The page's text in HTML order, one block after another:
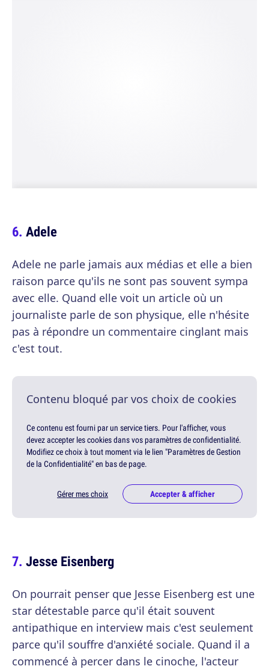
Adele
Adele ne parle jamais aux médias et elle a bien
raison parce qu'ils ne sont pas souvent sympa
avec elle. Quand elle voit un article où un
journaliste parle de son physique, elle n'hésite
pas à répondre un commentaire cinglant mais
c'est tout.
Contenu bloqué par vos choix de cookies
Ce contenu est fourni par un service tiers. Pour l'afficher, vous
devez accepter les cookies dans vos paramètres de confidentialité.
Modifiez ce choix à tout moment via le lien "Paramètres de Gestion
de la Confidentialité" en bas de page.
Gérer mes choix Accepter & afficher
Jesse Eisenberg
On pourrait penser que Jesse Eisenberg est une
star détestable parce qu'il était souvent
antipathique en interview mais c'est seulement
parce qu'il souffre d'anxiété sociale. Quand il a
commencé à percer dans le cinoche, l'acteur